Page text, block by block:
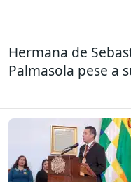
Hermana de
Palmasola pese a